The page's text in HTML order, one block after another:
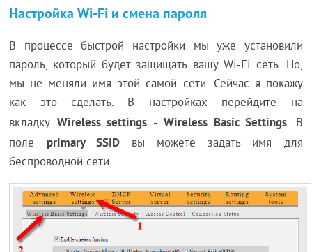
Настройка Wi-Fi и смена пароля
В процессе быстрой настройки мы уже установили
пароль, который будет защищать вашу Wi-Fi сеть. Но,
мы не меняли имя этой самой сети. Сейчас я покажу
как это сделать. В настройках перейдите на
вкладку Wireless settings -Wireless Basic Settings. В
поле primary SSIDвы можете задать имя для
беспроводной сети.